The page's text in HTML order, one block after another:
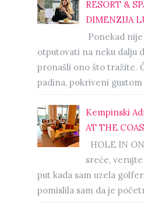
RESORT &
DIMENZIJA
Ponekad
otputovati na neku dalju
pronašli ono što tražite.
padina, pokriveni gustom
Kempinski
AT THE
HOLE IN
sreće,
put kada sam uzela
pomislila sam da je